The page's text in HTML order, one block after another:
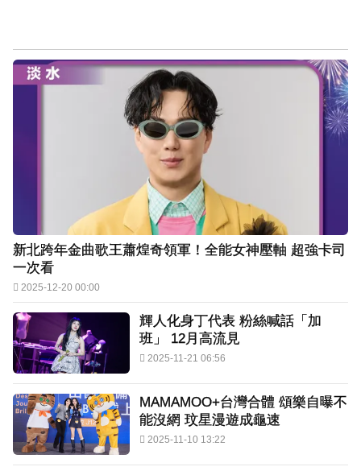
新北跨年金曲歌王蕭煌奇領軍！全能女神壓軸 超強卡司
一次看
2025-12-20 00:00
輝人化身丁代表 粉絲喊話「加
班」 12月高流見
2025-11-21 06:56
MAMAMOO+台灣合體 頌樂自曝不
能沒網 玟星漫遊成龜速
2025-11-10 13:22